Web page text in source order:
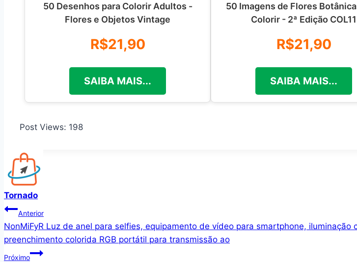
50 Desenhos para Colorir Adultos -
Flores e Objetos Vintage
R$21,90
SAIBA MAIS...
50 Imagens de Flores
Colorir - 2ª Edição COL11
R$21,90
SAIBA MAIS...
Post Views: 198
Tornado
Navegação
de
Post
Anterior
NonMiFyR Luz de anel para selfies, equipamento de vídeo para smartphone, iluminação
preenchimento colorida RGB portátil para transmissão ao
Próximo